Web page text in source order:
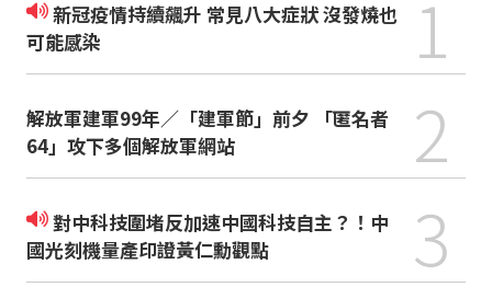
新冠疫情持續飆升 常見八大症狀 沒發燒也
可能感染
1
解放軍建軍99年／「建軍節」前夕 「匿名者
64」攻下多個解放軍網站
2
對中科技圍堵反加速中國科技自主？！中
國光刻機量產印證黃仁勳觀點
3